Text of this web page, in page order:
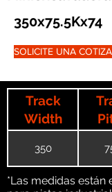
350x75.5Kx74
SOLICITE UNA
Track
Width
350
*Las medidas están